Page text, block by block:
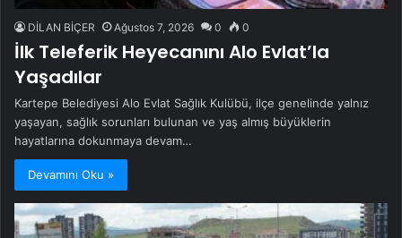
DİLAN BİÇER Ağustos 7, 2026 0 0
İlk Teleferik Heyecanını Alo Evlat’la
Yaşadılar
Kartepe Belediyesi Alo Evlat Sağlık Kulübü, ilçe genelinde yalnız
yaşayan, sağlık sorunları bulunan ve yaş almış büyüklerin
hayatlarına dokunmaya devam…
Devamını Oku »